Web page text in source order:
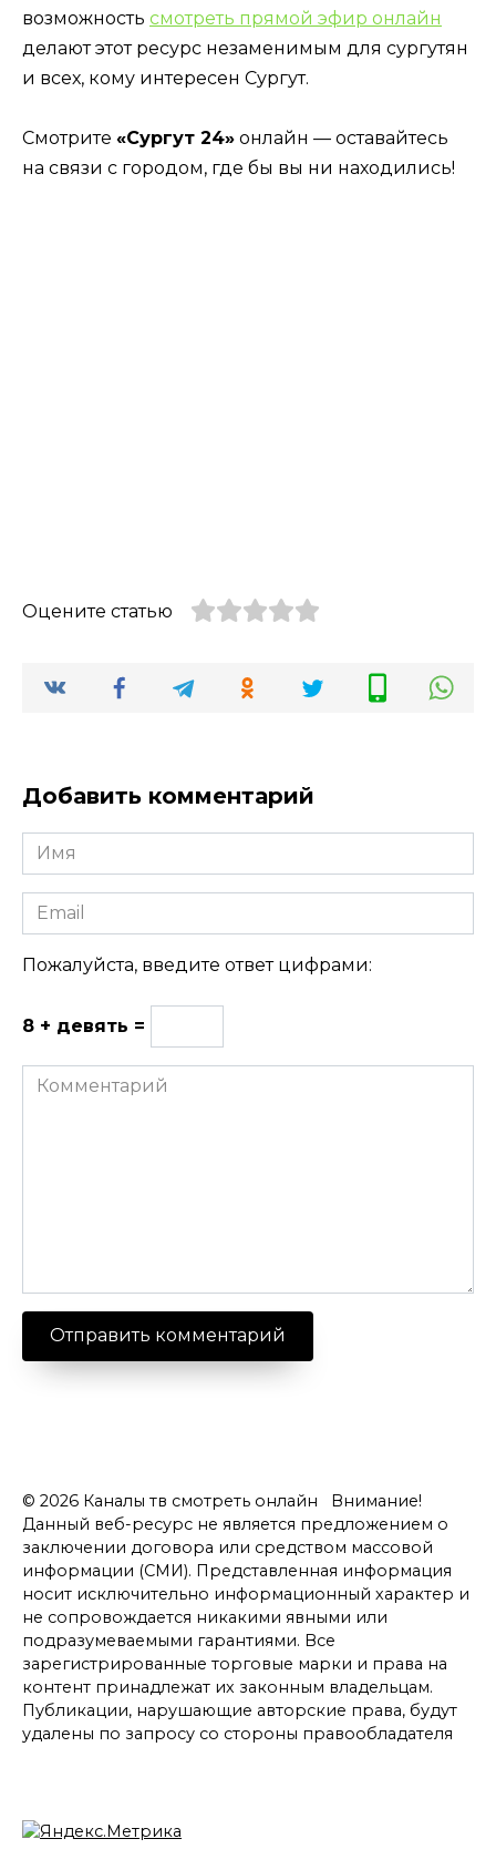
возможность смотреть прямой эфир онлайн
делают этот ресурс незаменимым для сургутян
и всех, кому интересен Сургут.
Смотрите «Сургут 24» онлайн — оставайтесь
на связи с городом, где бы вы ни находились!
Оцените статью
Добавить комментарий
Имя
Email
Пожалуйста, введите ответ цифрами:
8 + девять =
Комментарий
© 2026 Каналы тв смотреть онлайн Внимание!
Данный веб-ресурс не является предложением о
заключении договора или средством массовой
информации (СМИ). Представленная информация
носит исключительно информационный характер и
не сопровождается никакими явными или
подразумеваемыми гарантиями. Все
зарегистрированные торговые марки и права на
контент принадлежат их законным владельцам.
Публикации, нарушающие авторские права, будут
удалены по запросу со стороны правообладателя